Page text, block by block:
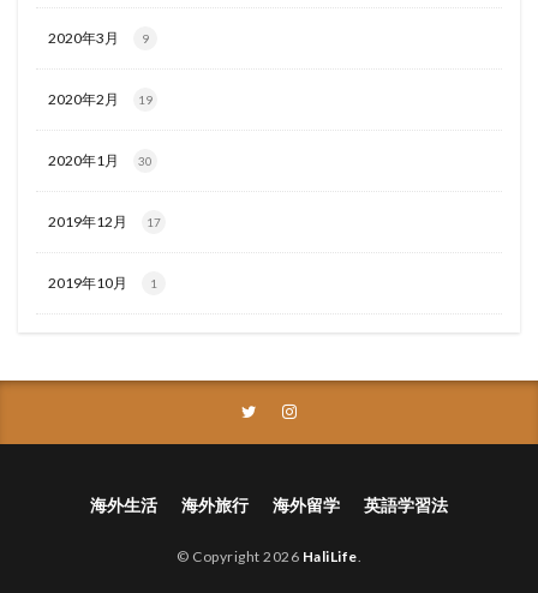
2020年3月 9
2020年2月 19
2020年1月 30
2019年12月 17
2019年10月 1
海外生活 海外旅行 海外留学 英語学習法
© Copyright 2026 HaliLife.